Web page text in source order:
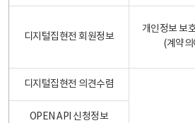
디지털집현전 회원정보
개인정보 보
(계약
디지털집현전 의견수렴
OPEN API 신청정보